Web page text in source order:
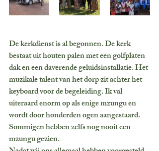
De kerkdienst is al begonnen. De kerk
bestaat uit houten palen met een golfplaten
dak en een daverende geluidsinstallatie. Het
muzikale talent van het dorp zit achter het
keyboard voor de begeleiding. Ik val
uiteraard enorm op als enige mzungu en
wordt door honderden ogen aangestaard.
Sommigen hebben zelfs nog nooit een
mzungu gezien.